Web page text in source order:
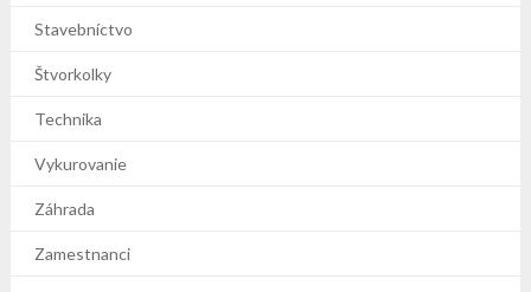
Stavebníctvo
Štvorkolky
Technika
Vykurovanie
Záhrada
Zamestnanci